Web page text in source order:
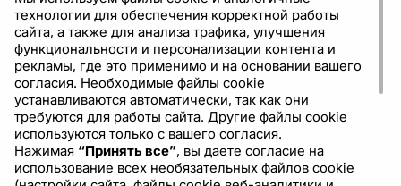
RU USD - US Dollar ($)
технологии для обеспечения корректной работы
сайта, а также для анализа трафика, улучшения
функциональности и персонализации контента и
рекламы, где это применимо и на основании вашего
согласия. Необходимые файлы cookie
устанавливаются автоматически, так как они
требуются для работы сайта. Другие файлы cookie
используются только с вашего согласия.
Нажимая “Принять все”, вы даете согласие на
использование всех необязательных файлов cookie